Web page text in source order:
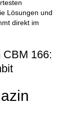
Lösungen und
direkt im
CBM 166: